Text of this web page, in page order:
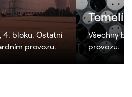
4. bloku. Ostatní
provozu.
Temelín
Všechny
provozu.